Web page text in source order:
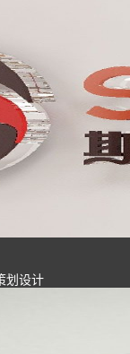
划设计